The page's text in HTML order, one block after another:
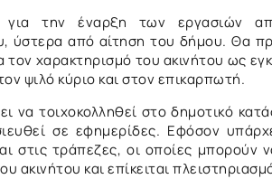
για την έναρξη των εργασιών
ύστερα από αίτηση του δήμου. Θα
τον χαρακτηρισμό του ακινήτου ως
ψιλό κύριο και στον επικαρπωτή.
να τοιχοκολληθεί στο δημοτικό
σε εφημερίδες. Εφόσον
στις τράπεζες, οι οποίες μπορούν
ακινήτου και επίκειται